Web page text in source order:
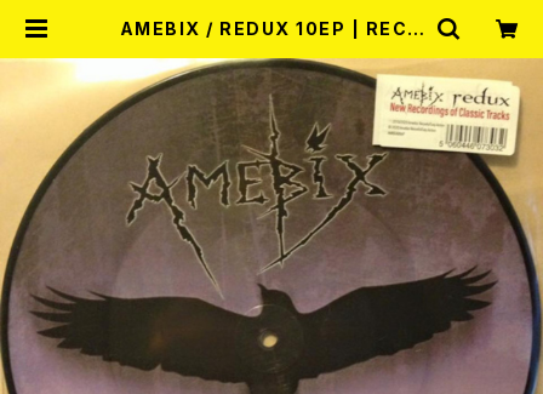
AMEBIX / REDUX 10EP | RECO